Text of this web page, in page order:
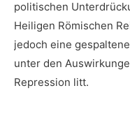
politischen
Heiligen Römischen
⁢jedoch eine
unter den
Repression litt.